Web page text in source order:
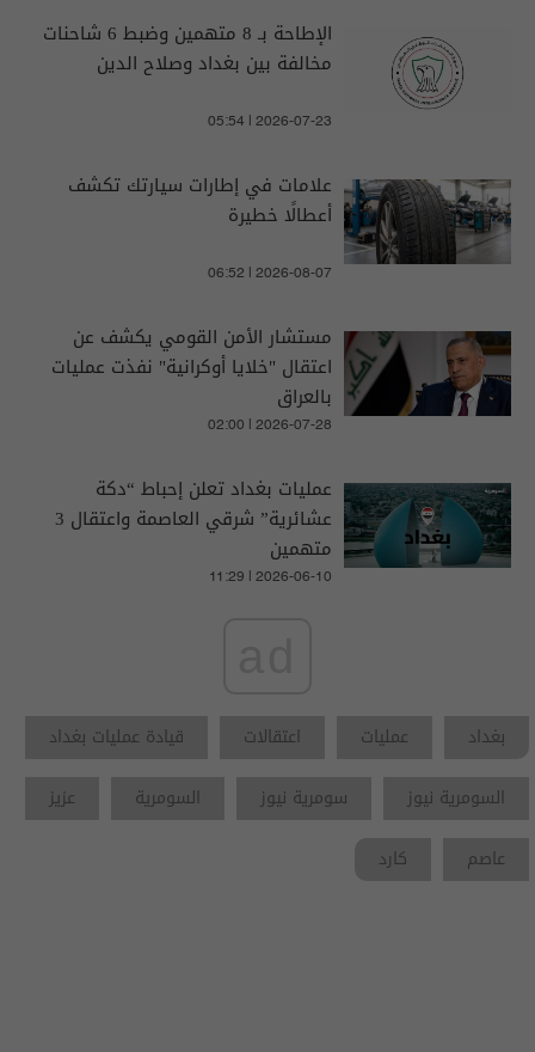
الإطاحة بـ 8 متهمين وضبط 6 شاحنات
مخالفة بين بغداد وصلاح الدين
05:54 | 2026-07-23
علامات في إطارات سيارتك تكشف
أعطالًا خطيرة
06:52 | 2026-08-07
مستشار الأمن القومي يكشف عن
اعتقال "خلايا أوكرانية" نفذت عمليات
بالعراق
02:00 | 2026-07-28
عمليات بغداد تعلن إحباط “دكة
عشائرية” شرقي العاصمة واعتقال 3
متهمين
11:29 | 2026-06-10
بغداد عمليات اعتقالات
قيادة عمليات بغداد
السومرية نيوز
سومرية نيوز السومرية
عزيز
عاصم
كارد